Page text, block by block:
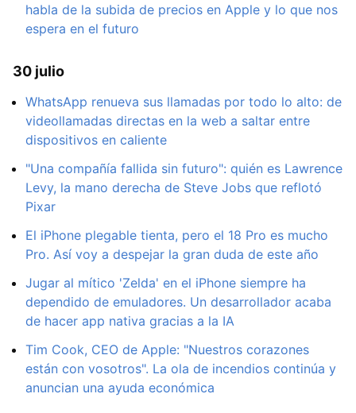
habla de la subida de precios en Apple y lo que nos
espera en el futuro
30 julio
WhatsApp renueva sus llamadas por todo lo alto: de
videollamadas directas en la web a saltar entre
dispositivos en caliente
"Una compañía fallida sin futuro": quién es Lawrence
Levy, la mano derecha de Steve Jobs que reflotó
Pixar
El iPhone plegable tienta, pero el 18 Pro es mucho
Pro. Así voy a despejar la gran duda de este año
Jugar al mítico 'Zelda' en el iPhone siempre ha
dependido de emuladores. Un desarrollador acaba
de hacer app nativa gracias a la IA
Tim Cook, CEO de Apple: "Nuestros corazones
están con vosotros". La ola de incendios continúa y
anuncian una ayuda económica